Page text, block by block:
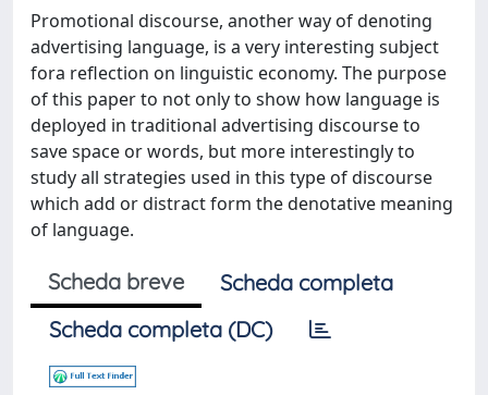
Promotional discourse, another way of denoting
advertising language, is a very interesting subject
fora reflection on linguistic economy. The purpose
of this paper to not only to show how language is
deployed in traditional advertising discourse to
save space or words, but more interestingly to
study all strategies used in this type of discourse
which add or distract form the denotative meaning
of language.
Scheda breve
Scheda completa
Scheda completa (DC)